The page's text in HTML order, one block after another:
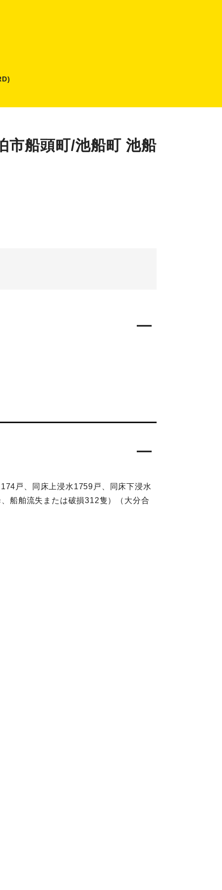
市船頭町/池船町 池船
戸、同床上浸水1759戸、同床下浸水
船舶流失または破損312隻）（大分合